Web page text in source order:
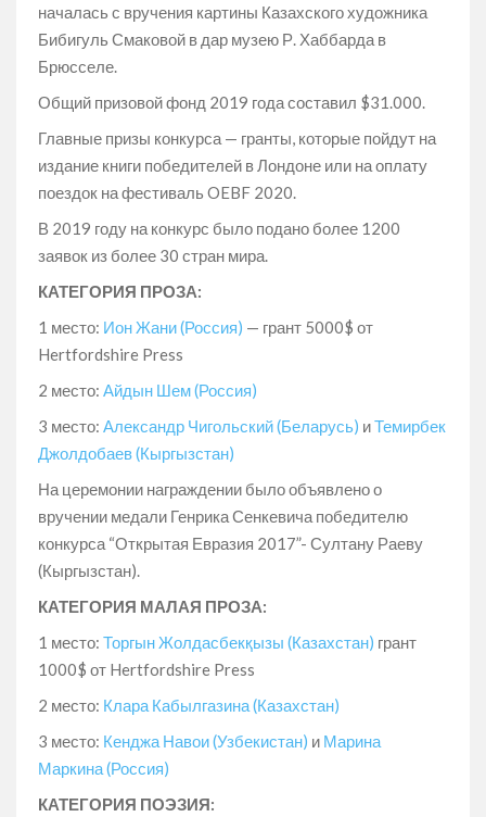
началась с вручения картины Казахского художника
Бибигуль Смаковой в дар музею Р. Хаббарда в
Брюсселе.
Общий призовой фонд 2019 года составил $31.000.
Главные призы конкурса — гранты, которые пойдут на
издание книги победителей в Лондоне или на оплату
поездок на фестиваль OEBF 2020.
В 2019 году на конкурс было подано более 1200
заявок из более 30 стран мира.
КАТЕГОРИЯ ПРОЗА:
1 место: Ион Жани (Россия) — грант 5000$ от
Hertfordshire Press
2 место: Айдын Шем (Россия)
3 место: Александр Чигольский (Беларусь) иТемирбек
Джолдобаев (Кыргызстан)
На церемонии награждении было объявлено о
вручении медали Генрика Сенкевича победителю
конкурса “Открытая Евразия 2017”- Султану Раеву
(Кыргызстан).
КАТЕГОРИЯ МАЛАЯ ПРОЗА:
1 место: Торгын Жолдасбекқызы (Казахстан) грант
1000$ от Hertfordshire Press
2 место: Клара Кабылгазина (Казахстан)
3 место: Кенджа Навои (Узбекистан) и Марина
Маркина (Россия)
КАТЕГОРИЯ ПОЭЗИЯ: